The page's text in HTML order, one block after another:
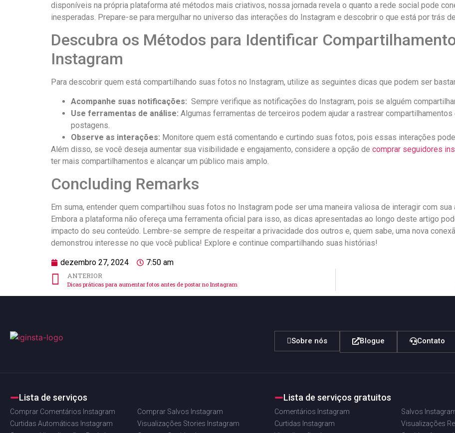
disponíveis na ⁢própria plataforma até métodos mais criativos,⁢ nossa jornada⁤ revela o⁢ quanto ⁢a rede social pode
inesperadas. Prepare-se ⁤para mergulhar no universo ​das interações do Instagram ⁣e descobrir o​ que está por trás
Descubra os​ Métodos para Identificar‍
Instagram
Para ‍descobrir quem está compartilhando suas⁢ fotos no⁢ Instagram, utilize as seguintes‍ dicas ​que podem​ ser
Acompanhe suas notificações:
Sempre verifique as notificações do Instagram, pois se alguém
Use ferramentas⁤ de⁤ análise: Algumas ferramentas de terceiros podem⁣ ajudar a rastrear
postagens.
Observe as interações: Monitore quem‍ está ‍comentando e⁣ curtindo ⁢suas fotos, pois essas interações‌
Além disso, se ⁤você deseja aumentar ⁣sua visibilidade e ⁤engajamento,‍ considere a opção de comprar ⁣seguidores
ter mais compartilhamentos e alcançar um público ‍mais amplo.
Concluding Remarks
Em suma, entender quem compartilhou suas fotos no ‌Instagram pode ser ‌uma maneira ⁤valiosa de⁢ interagir com⁤
Embora a⁣ plataforma‌ não ofereça ⁤uma ​ferramenta oficial para ​isso, as dicas apresentadas‌ ao longo deste artigo⁢
⁢impacto ⁣do seu conteúdo. Lembre-se sempre de respeitar a privacidade dos‍ outros e, quem sabe,​ uma nova
⁤demonstrou interesse no que‌ você publica! Explore e continue compartilhando suas histórias!
dezembro 27, 2024 7:50 am
ANTERIOR
Dicas práticas para aumentar fotos antes de postar no Instagram
Sobre nós Blogue Contato
Lista de serviços
Comprar Comentários Instagram
Comprar Salvos Instagram
Curtidas Automáticas Instagram
Visualizações Stories Instagram
Lista de serviços gratuitos
Comentários Instagram
Salvos
Curtidas Instagram
Visualizações